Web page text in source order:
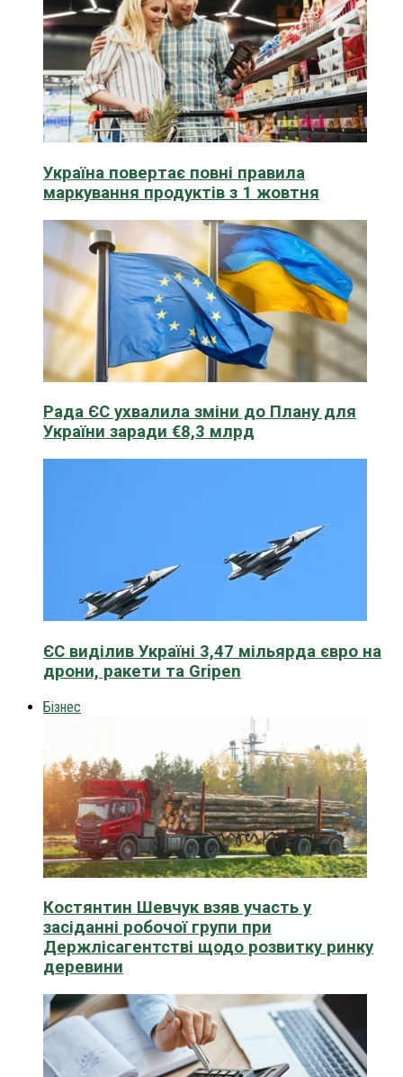
Україна повертає повні правила
маркування продуктів з 1 жовтня
Рада ЄС ухвалила зміни до Плану для
України заради €8,3 млрд
ЄС виділив Україні 3,47 мільярда євро на
дрони, ракети та Gripen
Бізнес
Костянтин Шевчук взяв участь у
засіданні робочої групи при
Держлісагентстві щодо розвитку ринку
деревини